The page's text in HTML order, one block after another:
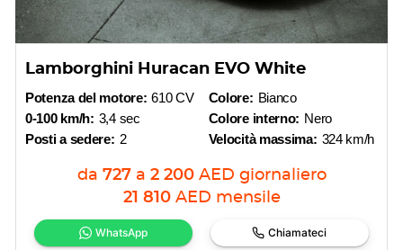
Lamborghini Huracan EVO White
Potenza del motore: 610 CV
0-100 km/h: 3,4 sec
Posti a sedere: 2
Colore: Bianco
Colore interno: Nero
Velocità massima: 324 km/h
da 727 a 2 200 AED giornaliero
21 810 AED mensile
WhatsApp Chiamateci